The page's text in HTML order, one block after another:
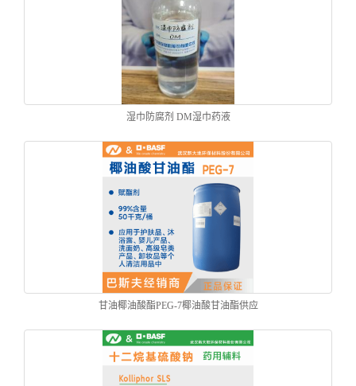
湿巾防腐剂 DM湿巾药液
甘油椰油酸酯PEG-7椰油酸甘油酯供应